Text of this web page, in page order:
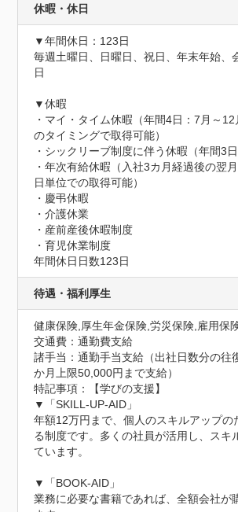
休暇・休日
▼年間休日：123日
毎週土曜日、日曜日、祝日、年末年始、
日
▼休暇
・マイ・タイム休暇（年間4日：7月～
のタイミングで取得可能）
・シックリーブ制度に伴う休暇（年間3日
・年次有給休暇（入社3カ月経過後の翌
日単位での取得可能）
・慶弔休暇
・介護休業
・産前産後休暇制度
・育児休業制度
年間休日日数123日
待遇・福利厚生
健康保険,厚生年金保険,労災保険,雇用保
交通費：通勤費支給
諸手当：通勤手当支給（出社日数分の往
か月上限50,000円まで支給）
特記事項：【学びの支援】
▼「SKILL-UP-AID」
年額12万円まで、個人のスキルアップの
る制度です。多くの社員が活用し、スキ
ています。
▼「BOOK-AID」
業務に必要な書籍であれば、全額会社が